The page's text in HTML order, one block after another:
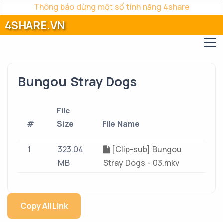
Thông báo dừng một số tính năng 4share
4SHARE.VN
Bungou Stray Dogs
#
File
Size
File Name
1
323.04
MB
[Clip-sub] Bungou
Stray Dogs - 03.mkv
Copy All Link